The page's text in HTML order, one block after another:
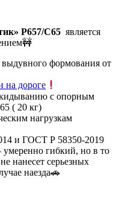
Р657/С65 является
формования от
на дороге
с опорным
( 20 кг)
нагрузкам
и ГОСТ Р 58350-2019
умеренно гибкий, но в то
нанесет серьезных
наезда🚗